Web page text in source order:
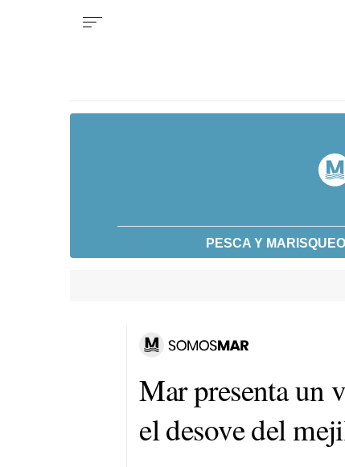
PESCA Y MARISQUEO
Mar presenta un
el desove del